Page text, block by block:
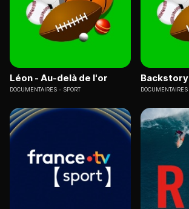
Léon - Au-delà de l'or
DOCUMENTAIRES SPORT
Backstory
DOCUMENTAIRES